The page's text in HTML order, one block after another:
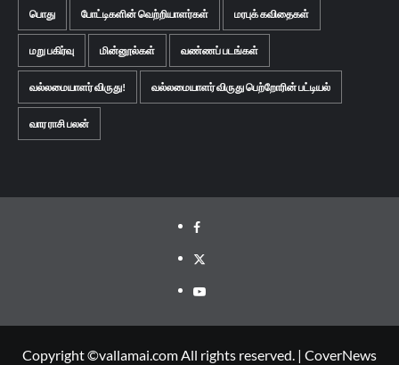
பொது போட்டிகளின் வெற்றியாளர்கள் மரபுக் கவிதைகள்
மறு பகிர்வு மின்னூல்கள் வண்ணப் படங்கள்
வல்லமையாளர் விருது! வல்லமையாளர் விருது பெற்றோரின் பட்டியல்
வார ராசி பலன்
Facebook
Twitter
Youtube
Copyright ©vallamai.com All rights reserved. | CoverNews